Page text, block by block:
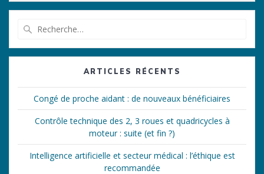
:
ARTICLES RÉCENTS
Congé de proche aidant : de nouveaux bénéficiaires
Contrôle technique des 2, 3 roues et quadricycles à
moteur : suite (et fin ?)
Intelligence artificielle et secteur médical : l’éthique est
recommandée